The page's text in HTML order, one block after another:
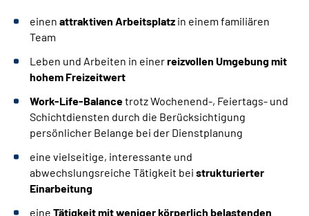
einen attraktiven Arbeitsplatz in einem familiären
Team
Leben und Arbeiten in einerreizvollen Umgebung mit
hohem Freizeitwert
Work-Life-Balancetrotz Wochenend-, Feiertags- und
Schichtdiensten durch die Berücksichtigung
persönlicher Belange bei der Dienstplanung
eine vielseitige, interessante und
abwechslungsreiche Tätigkeit bei strukturierter
Einarbeitung
eine Tätigkeit mit weniger körperlich belastenden